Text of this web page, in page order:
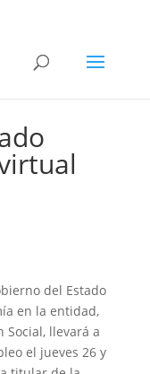
del Estado
en la entidad,
Social, llevará a
el jueves 26 y